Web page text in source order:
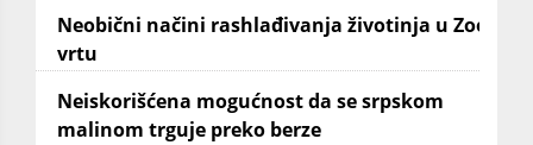
Neobični načini rashlađivanja životinja u Zoo
vrtu
Neiskorišćena mogućnost da se srpskom
malinom trguje preko berze